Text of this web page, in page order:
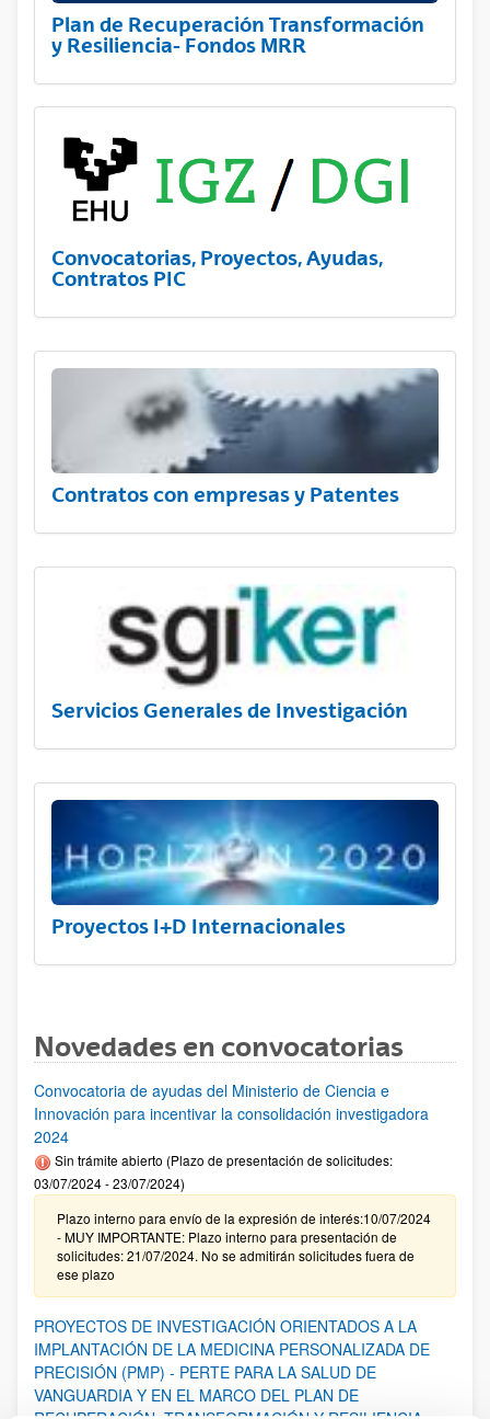
Plan de Recuperación Transformación
y Resiliencia- Fondos MRR
Convocatorias, Proyectos, Ayudas,
Contratos PIC
Contratos con empresas y Patentes
Servicios Generales de Investigación
Proyectos I+D Internacionales
Novedades en convocatorias
Convocatoria de ayudas del Ministerio de Ciencia e
Innovación para incentivar la consolidación investigadora
2024
Sin trámite abierto (Plazo de presentación de solicitudes:
03/07/2024 - 23/07/2024)
Plazo interno para envío de la expresión de interés:10/07/2024
- MUY IMPORTANTE: Plazo interno para presentación de
solicitudes: 21/07/2024. No se admitirán solicitudes fuera de
ese plazo
PROYECTOS DE INVESTIGACIÓN ORIENTADOS A LA
IMPLANTACIÓN DE LA MEDICINA PERSONALIZADA DE
PRECISIÓN (PMP) - PERTE PARA LA SALUD DE
VANGUARDIA Y EN EL MARCO DEL PLAN DE